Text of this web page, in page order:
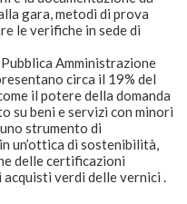
gara, metodi di prova
le verifiche in sede di
Amministrazione
circa il 19% del
il potere della domanda
su beni e servizi con minori
strumento di
un’ottica di sostenibilità,
delle certificazioni
verdi delle vernici .